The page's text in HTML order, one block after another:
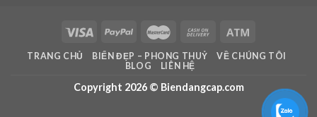
TRANG CHỦ BIỂN ĐẸP – PHONG THUỶ
VỀ CHÚNG TÔI
BLOG
LIÊN HỆ
Copyright 2026 © Biendangcap.com